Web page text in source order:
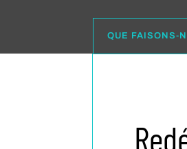
QUE FAISONS-